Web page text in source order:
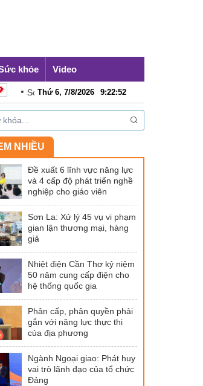
khỏe Video
Xử lý 45 vụ vi phạm gian lận thương mại, hàng giả
Thứ 6, 7/8/2026 9:22:54
NHIỀU
Đề xuất 6 lĩnh vực năng lực
và 4 cấp độ phát triển nghề
nghiệp cho giáo viên
Sơn La: Xử lý 45 vụ vi phạm
gian lận thương mại, hàng
giả
Nhiệt điện Cần Thơ kỷ niệm
50 năm cung cấp điện cho
hệ thống quốc gia
Phân cấp, phân quyền phải
gắn với năng lực thực thi
của địa phương
Ngành Ngoại giao: Phát huy
vai trò lãnh đạo của tổ chức
Đảng